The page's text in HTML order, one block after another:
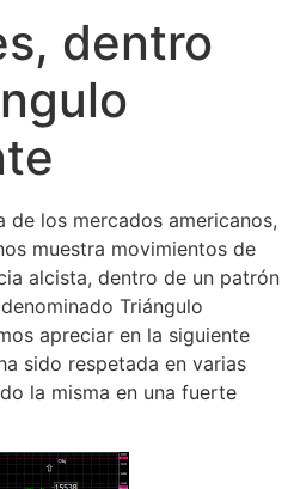
dentro
de los mercados americanos,
muestra movimientos de
alcista, dentro de un patrón
Triángulo
apreciar en la siguiente
sido respetada en varias
la misma en una fuerte